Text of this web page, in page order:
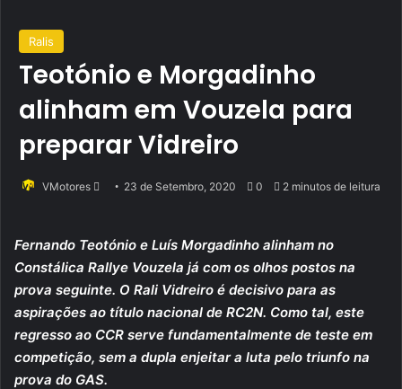
Ralis
Teotónio e Morgadinho
alinham em Vouzela para
preparar Vidreiro
VMotores
Send 23 de Setembro, 2020 0 2 minutos de leitura
Fernando Teotónio e Luís Morgadinho alinham no
Constálica Rallye Vouzela já com os olhos postos na
prova seguinte. O Rali Vidreiro é decisivo para as
aspirações ao título nacional de RC2N. Como tal, este
regresso ao CCR serve fundamentalmente de teste em
competição, sem a dupla enjeitar a luta pelo triunfo na
prova do GAS.